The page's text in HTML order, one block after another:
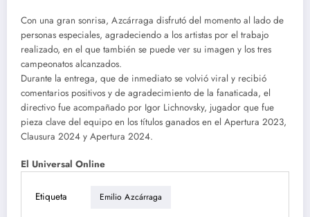
Con una gran sonrisa, Azcárraga disfrutó del momento al lado de
personas especiales, agradeciendo a los artistas por el trabajo
realizado, en el que también se puede ver su imagen y los tres
campeonatos alcanzados.
Durante la entrega, que de inmediato se volvió viral y recibió
comentarios positivos y de agradecimiento de la fanaticada, el
directivo fue acompañado por Igor Lichnovsky, jugador que fue
pieza clave del equipo en los títulos ganados en el Apertura 2023,
Clausura 2024 y Apertura 2024.
El Universal Online
Etiqueta Emilio Azcárraga